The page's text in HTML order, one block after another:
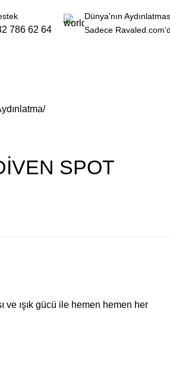
786 62 64
Dünya'nın
Sadece
SPOT
ışık gücü ile hemen hemen her